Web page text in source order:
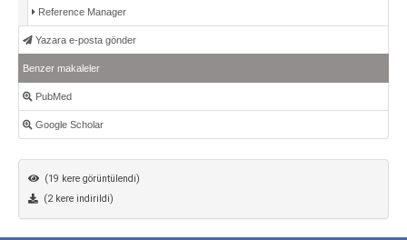
Reference Manager
Yazara e-posta gönder
Benzer makaleler
PubMed
Google Scholar
(19 kere görüntülendi)
(2 kere indirildi)